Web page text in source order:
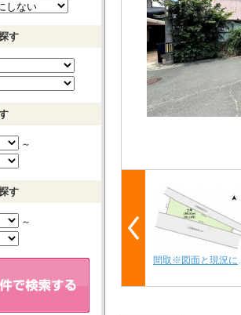
間取※図面
す
～
す
～